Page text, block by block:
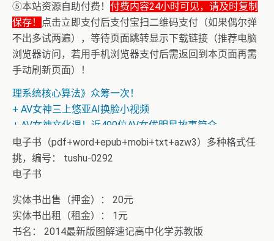
⑤本站资源自助付费！ 付费内容24小时可见，请及时复制
保存！
点击立即支付后支付宝扫二维码支付（如果偶尔弹
不出多试两遍），等待页面跳转显示下载链接（推荐电脑
浏览器访问，若用手机浏览器支付后需返回到本页面再需
手动刷新页面）！
+ 恭喜IP为180.201.1.217的网友为电子书籍《动力电池管
+ AV女神三上悠亚AI换脸小视频
+ AV女神文化课！近400位AV女优明星故事简介
电子书（pdf+word+epub+mobi+txt+azw3）多种格式任
挑，编号： tushu-0292
电子书
实体书出售（押金）： 20元
实体书出租（租金）： 1元
书名： 2014最新版图解速记高中化学苏教版